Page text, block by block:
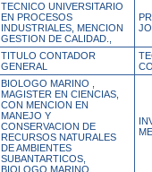
TECNICO UNIVERSITARIO
EN PROCESOS
INDUSTRIALES, MENCION
GESTION DE CALIDAD.,
TITULO CONTADOR
GENERAL
BIOLOGO MARINO ,
MAGISTER EN CIENCIAS,
CON MENCION EN
MANEJO Y
CONSERVACION DE
RECURSOS NATURALES
DE AMBIENTES
SUBANTARTICOS,
BIOLOGO MARINO,